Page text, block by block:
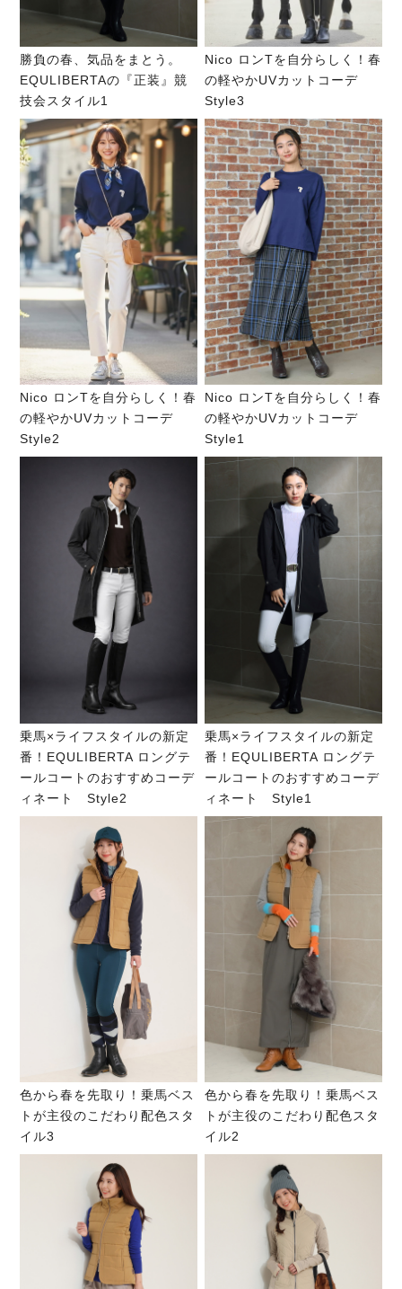
勝負の春、気品をまとう。
EQULIBERTAの『正装』競
技会スタイル1
Nico ロンTを自分らしく！春
の軽やかUVカットコーデ
Style3
Nico ロンTを自分らしく！春
の軽やかUVカットコーデ
Style2
Nico ロンTを自分らしく！春
の軽やかUVカットコーデ
Style1
乗馬×ライフスタイルの新定
番！EQULIBERTA ロングテ
ールコートのおすすめコーデ
ィネート Style2
乗馬×ライフスタイルの新定
番！EQULIBERTA ロングテ
ールコートのおすすめコーデ
ィネート Style1
色から春を先取り！乗馬ベス
トが主役のこだわり配色スタ
イル3
色から春を先取り！乗馬ベス
トが主役のこだわり配色スタ
イル2